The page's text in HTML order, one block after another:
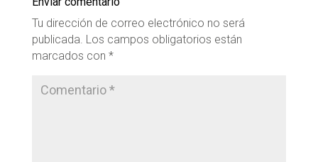
Tu dirección de correo electrónico no será
publicada. Los campos obligatorios están
marcados con *